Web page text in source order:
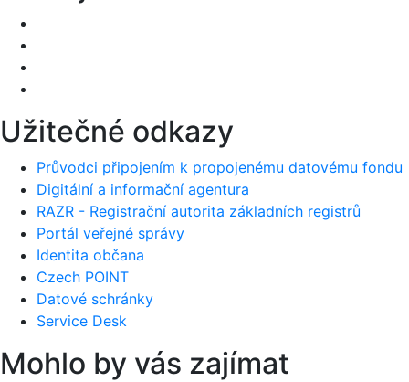
Užitečné odkazy
Průvodci připojením k propojenému datovému fondu
Digitální a informační agentura
RAZR - Registrační autorita základních registrů
Portál veřejné správy
Identita občana
Czech POINT
Datové schránky
Service Desk
Mohlo by vás zajímat